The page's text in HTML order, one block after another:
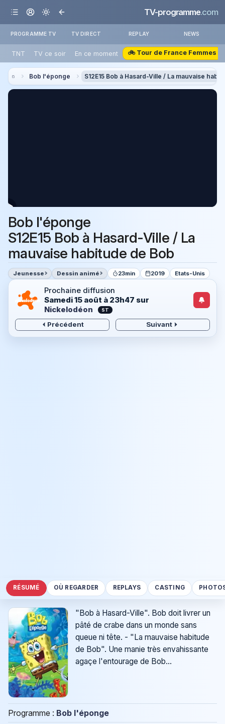
TV-programme.com
PROGRAMME TV TV DIRECT REPLAY NEWS
TNT TV ce soir En ce moment 🚲 Tour de France Femmes
Bob l'éponge S12E15 Bob à Hasard-Ville / La mauvaise
Bob l'éponge
S12E15 Bob à Hasard-Ville / La
mauvaise habitude de Bob
Jeunesse Dessin animé 23min 2019 Etats-Unis
Prochaine diffusion
Samedi 15 août à 23h47 sur
Nickelodéon
ST
Précédent Suivant
RÉSUMÉ OÙ REGARDER REPLAYS CASTING
"Bob à Hasard-Ville". Bob doit livrer un
pâté de crabe dans un monde sans
queue ni tête. - "La mauvaise habitude
de Bob". Une manie très envahissante
agaçe l'entourage de Bob...
Programme : Bob l'éponge